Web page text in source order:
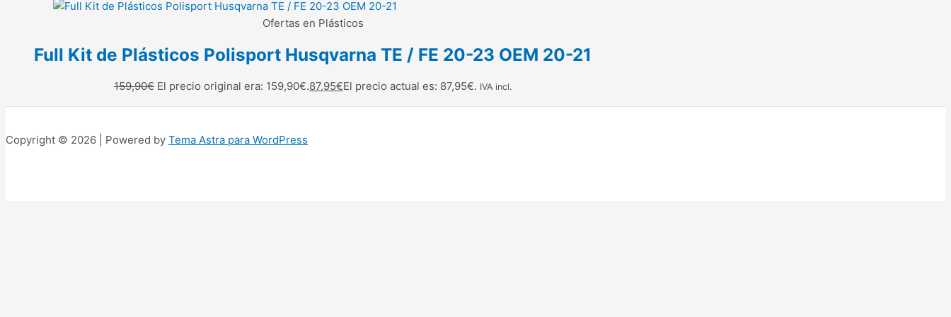
Ofertas en Plásticos
Full Kit de Plásticos Polisport Husqvarna TE / FE 20-23 OEM 20-21
159,90€ El precio original era: 159,90€.87,95€El precio actual es: 87,95€. IVA incl.
Copyright © 2026 | Powered by Tema Astra para WordPress